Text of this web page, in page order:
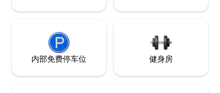
内部免费停车位 健身房